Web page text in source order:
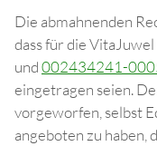
Die abmahnenden
dass für die
und002434241-
eingetragen seien.
vorgeworfen, selbst
angeboten zu haben,